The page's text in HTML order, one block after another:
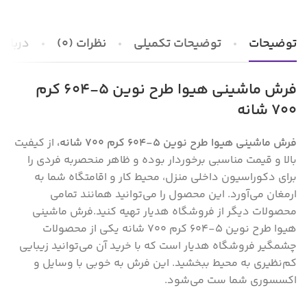
توضیحات توضیحات تکمیلی نظرات (0)
فرش ماشینی هیوا طرح نوین 5-604 کرم
۷۰۰ شانه
فرش ماشینی هیوا طرح نوین 5-604 کرم ۷۰۰ شانه،
از کیفیت
بالا و قیمت مناسبی برخوردار بوده و ظاهر منحصر‌به فردی را
برای دکوراسیون داخلی منزل‌، محیط کار و اقامتگاه شما به
ارمغان می‌آورد. این محصول را می‌توانید همانند تمامی
محصولات دیگر از فروشگاه هدیار تهیه کنید.فرش ماشینی
هیوا طرح نوین 5-604 کرم ۷۰۰ شانه
یکی از محصولات
چشمگیر فروشگاه هدیار است که با خرید آن می‌توانید زیبایی
کم‌نظیری به محیط ببخشید. این فرش به خوبی با وسایل و
اکسسوری شما ست می‌شود.